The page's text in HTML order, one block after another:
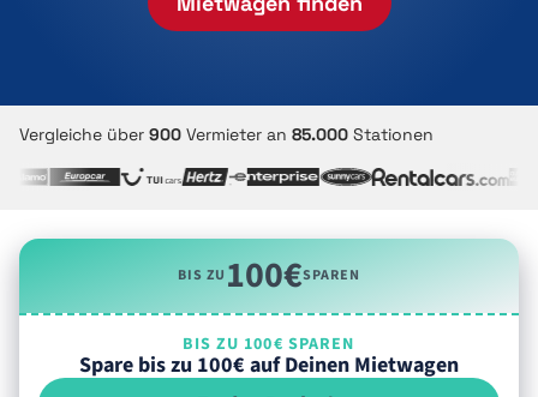
Vergleiche über 900 Vermieter an 85.000 Stationen
BIS ZU100€SPAREN
BIS ZU 100€ SPAREN
Spare bis zu 100€ auf Deinen Mietwagen